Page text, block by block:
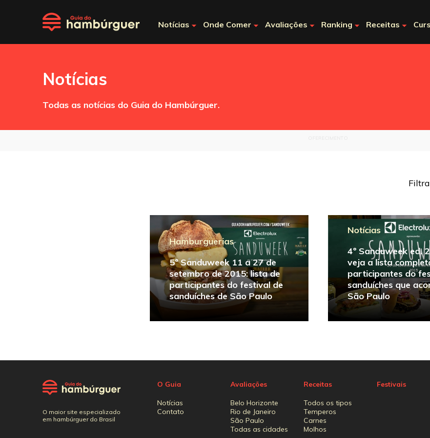
Notícias Onde Comer Avaliações Ranking Receitas
Notícias
Todas as notícias do Guia do Hambúrguer.
Hamburguerias
5º Sanduweek 11 a 27 de
setembro de 2015: lista de
participantes do festival de
sanduíches de São Paulo
Notícias
4º Sanduweek ed.
veja a lista
participantes do
sanduíches que
São Paulo
O maior site especializado
em hambúrguer do Brasil
O Guia
Notícias
Contato
Avaliações
Belo Horizonte
Rio de Janeiro
São Paulo
Todas as cidades
Receitas
Todos os tipos
Temperos
Carnes
Molhos
Festivais